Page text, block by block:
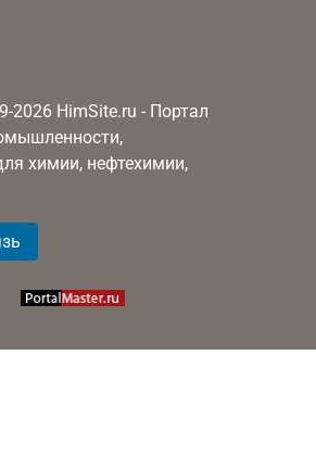
2026 HimSite.ru - Портал
химии, нефтехимии,